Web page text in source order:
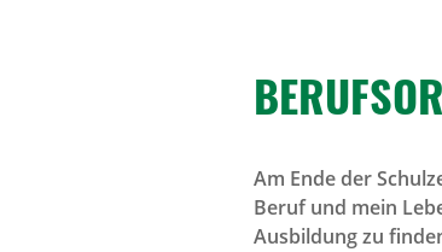
Am Ende der
Beruf und mein
Ausbildung zu